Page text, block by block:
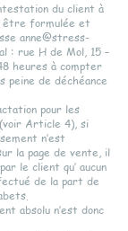
du client à
être formulée et
anne@stress-
: rue H de Mol, 15 –
heures à compter
de déchéance
pour les
Article 4), si
n’est
la page de vente, il
le client qu’ aucun
de la part de
absolu n’est donc